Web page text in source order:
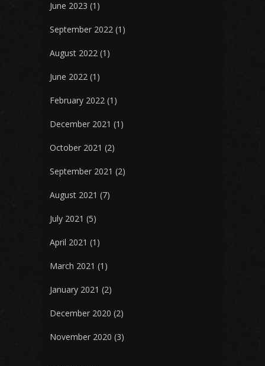
June 2023 (1)
September 2022 (1)
August 2022 (1)
June 2022 (1)
February 2022 (1)
December 2021 (1)
October 2021 (2)
September 2021 (2)
August 2021 (7)
July 2021 (5)
April 2021 (1)
March 2021 (1)
January 2021 (2)
December 2020 (2)
November 2020 (3)